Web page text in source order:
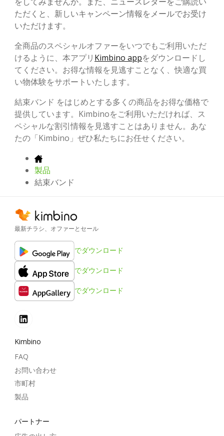
ただくと、新しいキャンペーン情報をメールでお受け
いただけます。
全商品のスペシャルオファーをいつでもご利用いただ
けるように、本アプリ Kimbino appをダウンロードし
てください。お得な情報を見逃すことなく、快適な買
い物体験をサポートいたします。
結束バンド をはじめとする多くの商品をお得な価格で
提供しています。Kimbinoをご利用いただければ、ス
ペシャルな割引情報を見逃すことはありません。あな
たの「Kimbino」ぜひ私たちにお任せください。
製品
結束バンド
最新チラシ、オファーとセール
でダウンロード
でダウンロード
でダウンロード
Kimbino
FAQ
お問い合わせ
市町村
製品
パートナー